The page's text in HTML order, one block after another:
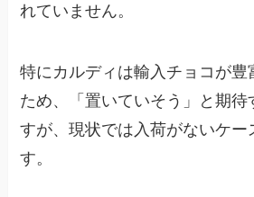
れていません。
特にカルディは輸入チョコが豊
ため、「置いていそう」と期
すが、現状では入荷がないケー
す。